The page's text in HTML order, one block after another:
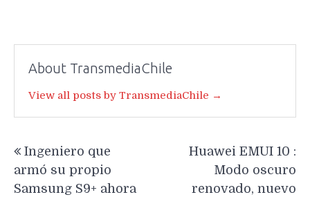
About TransmediaChile
View all posts by TransmediaChile →
entradas
Ingeniero que
armó su propio
Samsung S9+ ahora
Huawei EMUI 10 :
Modo oscuro
renovado, nuevo